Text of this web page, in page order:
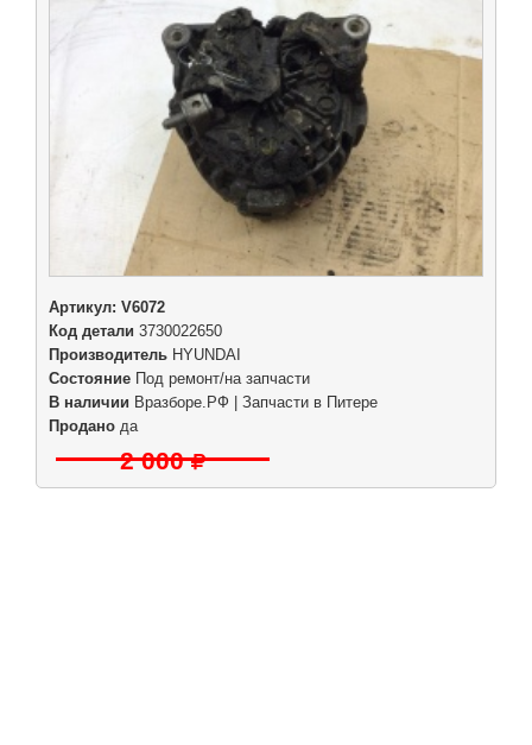
Артикул: V6072
Код детали 3730022650
Производитель HYUNDAI
Состояние Под ремонт/на запчасти
В наличии Вразборе.РФ | Запчасти в Питере
Продано да
2 000